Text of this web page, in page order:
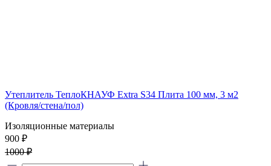
Утеплитель ТеплоКНАУФ Extra S34 Плита 100 мм, 3 м2
(Кровля/стена/пол)
Изоляционные материалы
900 ₽
1000 ₽